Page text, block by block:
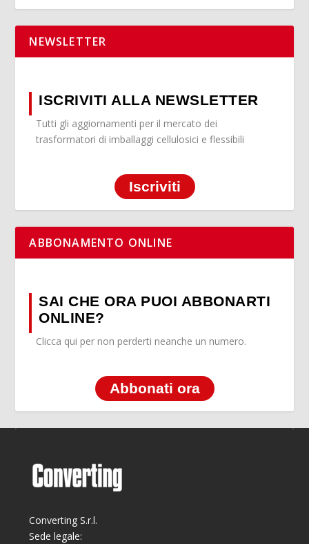
NEWSLETTER
ISCRIVITI ALLA NEWSLETTER
Tutti gli aggiornamenti per il mercato dei
trasformatori di imballaggi cellulosici e flessibili
Iscriviti
ABBONAMENTO ONLINE
SAI CHE ORA PUOI ABBONARTI
ONLINE?
Clicca qui per non perderti neanche un numero.
Abbonati ora
Converting S.r.l.
Sede legale: